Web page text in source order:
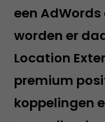
een
worden er
Location
premium
koppelingen